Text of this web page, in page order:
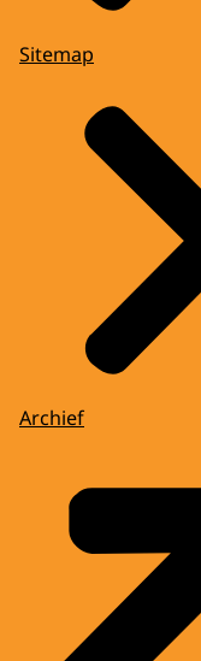
Sitemap
Archief